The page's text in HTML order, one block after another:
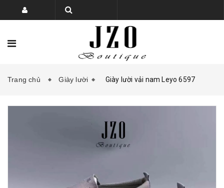
TRANG CHỦ BỘ SƯU TẬP
PHỤ KIỆN GIÀY DÉP
Trang chủ Giày lười Giày lười vải nam Leyo 6597